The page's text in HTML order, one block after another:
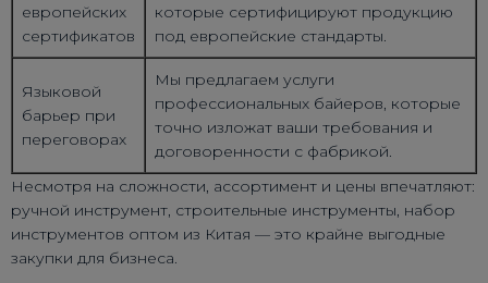
европейских
сертификатов
которые сертифицируют продукцию
под европейские стандарты.
Языковой
барьер при
переговорах
Мы предлагаем услуги
профессиональных байеров, которые
точно изложат ваши требования и
договоренности с фабрикой.
Несмотря на сложности, ассортимент и цены впечатляют:
ручной инструмент, строительные инструменты, набор
инструментов оптом из Китая — это крайне выгодные
закупки для бизнеса.